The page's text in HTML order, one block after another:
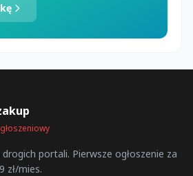
portali. Pierwsze ogłoszenie za
zł/mies.